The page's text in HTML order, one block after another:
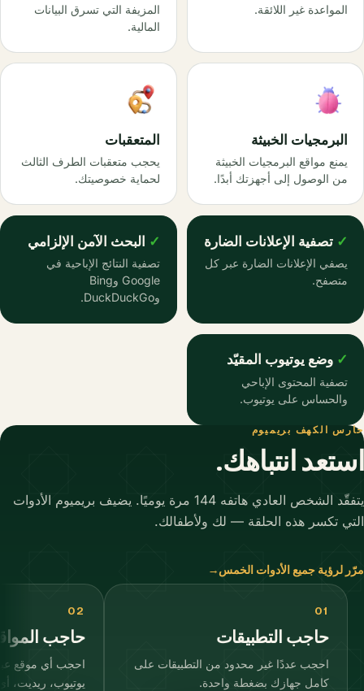
المواعدة غير اللائقة.
المزيفة التي تسرق البيانات
المالية.
البرمجيات الخبيثة
يمنع مواقع البرمجيات الخبيثة
من الوصول إلى أجهزتك أبدًا.
المتعقبات
يحجب متعقبات الطرف الثالث
لحماية خصوصيتك.
تصفية الإعلانات الضارة
يصفي الإعلانات الضارة عبر كل
متصفح.
البحث الآمن الإلزامي
تصفية النتائج الإباحية في
Google وBing
وDuckDuckGo.
وضع يوتيوب المقيّد
تصفية المحتوى الإباحي
والحساس على يوتيوب.
حارس الكهف بريميوم
استعد انتباهك.
يتفقّد الشخص العادي هاتفه 144 مرة يوميًا. يضيف بريميوم الأدوات
التي تكسر هذه الحلقة — لك ولأطفالك.
مرّر لرؤية جميع الأدوات الخمس→
01
حاجب التطبيقات
احجب عددًا غير محدود من التطبيقات على
كامل جهازك بضغطة واحدة.
02
حاجب
احجب أي موقع
يوتيوب، ريديت،